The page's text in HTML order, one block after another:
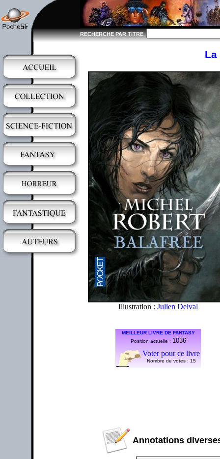
RECHERCHE PAR TITRE
La
Illustration : Julien Delval
MEILLEUR LIVRE DE FANTASY
Position actuelle : 1036
Voter pour ce livre
Nombre de votes : 15
Annotations